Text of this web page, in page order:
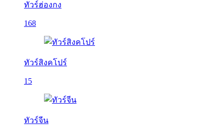
ทัวร์ฮ่องกง
168
ทัวร์สิงคโปร์
15
ทัวร์จีน